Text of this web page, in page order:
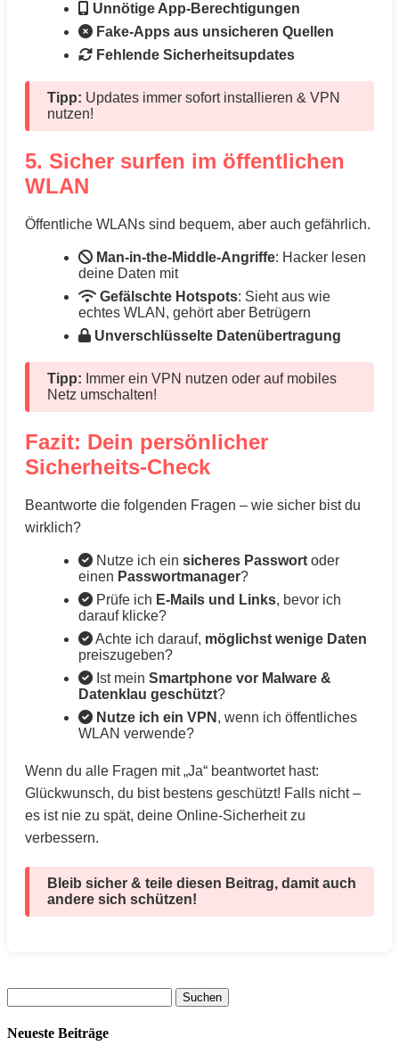
Unnötige App-Berechtigungen
Fake-Apps aus unsicheren Quellen
Fehlende Sicherheitsupdates
Tipp: Updates immer sofort installieren & VPN
nutzen!
5. Sicher surfen im öffentlichen
WLAN
Öffentliche WLANs sind bequem, aber auch gefährlich.
Man-in-the-Middle-Angriffe: Hacker lesen
deine Daten mit
Gefälschte Hotspots: Sieht aus wie
echtes WLAN, gehört aber Betrügern
Unverschlüsselte Datenübertragung
Tipp: Immer ein VPN nutzen oder auf mobiles
Netz umschalten!
Fazit: Dein persönlicher
Sicherheits-Check
Beantworte die folgenden Fragen – wie sicher bist du
wirklich?
Nutze ich ein sicheres Passwort oder
einen Passwortmanager?
Prüfe ich E-Mails und Links, bevor ich
darauf klicke?
Achte ich darauf, möglichst wenige Daten
preiszugeben?
Ist mein Smartphone vor Malware &
Datenklau geschützt?
Nutze ich ein VPN , wenn ich öffentliches
WLAN verwende?
Wenn du alle Fragen mit „Ja“ beantwortet hast:
Glückwunsch, du bist bestens geschützt! Falls nicht –
es ist nie zu spät, deine Online-Sicherheit zu
verbessern.
Bleib sicher & teile diesen Beitrag, damit auch
andere sich schützen!
nach:
Neueste Beiträge